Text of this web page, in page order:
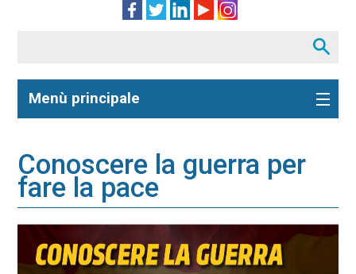
Menù principale
Conoscere la guerra per
fare la pace